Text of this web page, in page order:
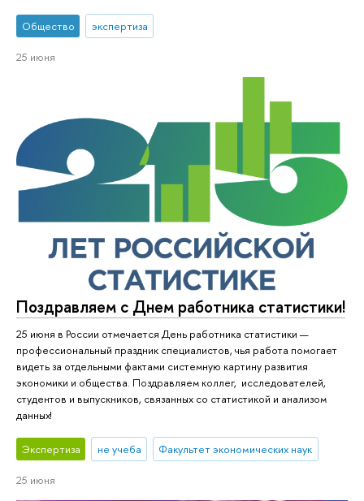
Общество экспертиза
25 июня
Поздравляем с Днем работника статистики!
25 июня в России отмечается День работника статистики —
профессиональный праздник специалистов, чья работа помогает
видеть за отдельными фактами системную картину развития
экономики и общества. Поздравляем коллег, исследователей,
студентов и выпускников, связанных со статистикой и анализом
данных!
Экспертиза не учеба Факультет экономических наук
25 июня